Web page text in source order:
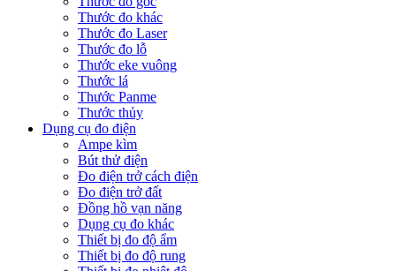
Thước đo khác
Thước đo Laser
Thước đo lỗ
Thước eke vuông
Thước lá
Thước Panme
Thước thủy
Dụng cụ đo điện
Ampe kìm
Bút thử điện
Đo điện trở cách điện
Đo điện trở đất
Đồng hồ vạn năng
Dụng cụ đo khác
Thiết bị đo độ ẩm
Thiết bị đo độ rung